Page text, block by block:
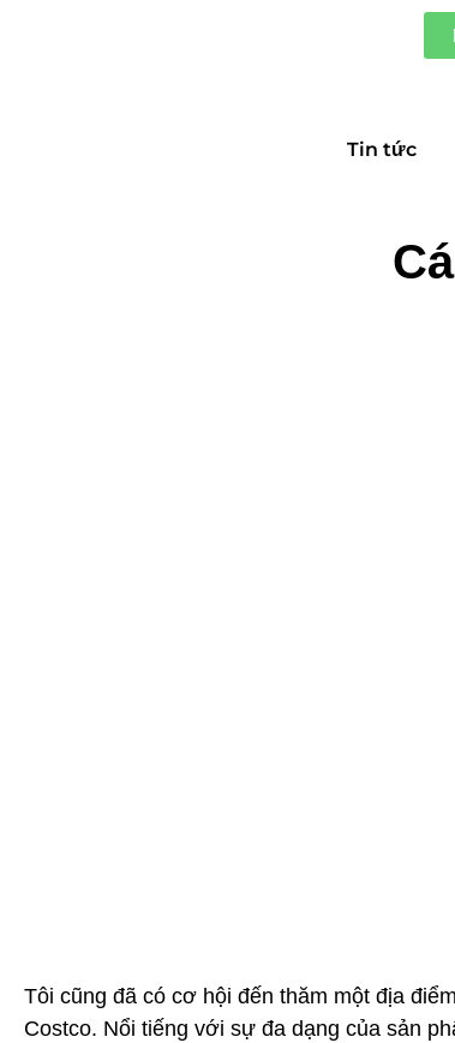
Tin tức
Tôi cũng đã có cơ hội đến thăm một địa
Costco. Nổi tiếng với sự đa dạng của sản